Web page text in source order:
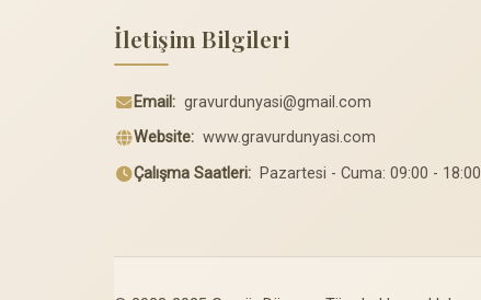
İletişim Bilgileri
Email: gravurdunyasi@gmail.com
Website: www.gravurdunyasi.com
Çalışma Saatleri: Pazartesi - Cuma: 09:00 - 18:00